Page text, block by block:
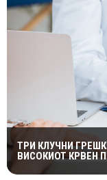
ТРИ КЛУЧНИ
ВИСОКИОТ КРВЕН